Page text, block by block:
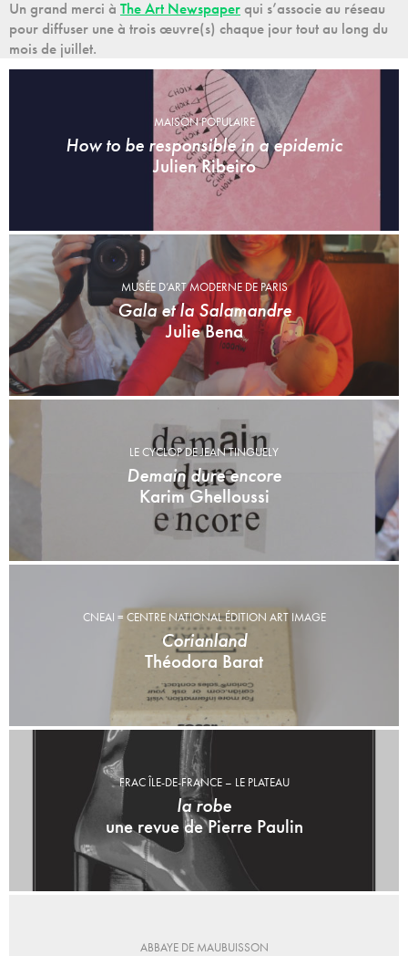
Un grand merci à The Art Newspaperqui s’associe au réseau
pour diffuser une à trois œuvre(s) chaque jour tout au long du
mois de juillet.
MAISON POPULAIRE
How to be responsible in a epidemic
Julien Ribeiro
MUSÉE D’ART MODERNE DE PARIS
Gala et la Salamandre
Julie Bena
LE CYCLOP DE JEAN TINGUELY
Demain dure encore
Karim Ghelloussi
CNEAI = CENTRE NATIONAL ÉDITION ART IMAGE
Corianland
Théodora Barat
FRAC ÎLE-DE-FRANCE – LE PLATEAU
la robe
une revue de Pierre Paulin
ABBAYE DE MAUBUISSON